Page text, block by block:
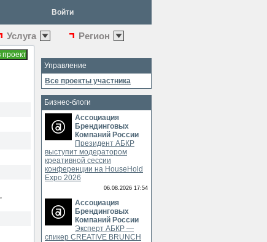
Войти
Услуга Регион
,
Управление
Все проекты участника
Бизнес-блоги
Ассоциация
Брендинговых
Компаний России
Президент АБКР
выступит модератором
креативной сессии
конференции на HouseHold
Expo 2026
06.08.2026 17:54
Ассоциация
Брендинговых
Компаний России
Эксперт АБКР —
спикер CREATIVE BRUNCH